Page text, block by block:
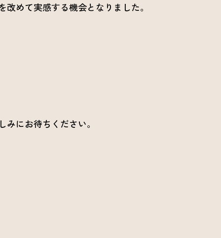
めて実感する機会となりました。
にお待ちください。